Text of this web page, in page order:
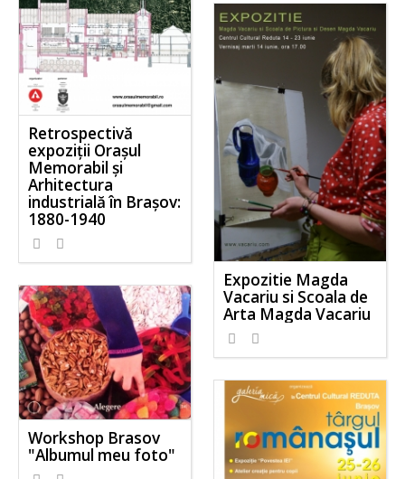
Retrospectivă
expoziții Orașul
Memorabil și
Arhitectura
industrială în Brașov:
1880-1940
Expozitie Magda
Vacariu si Scoala de
Arta Magda Vacariu
Workshop Brasov
"Albumul meu foto"